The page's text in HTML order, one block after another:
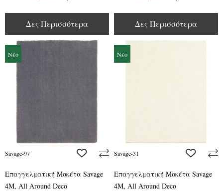
Δες Περισσότερα Δες Περισσότερα
Νέο
Savage-97 add to wishlist
Επαγγελματική Μοκέτα Savage
4M, All Around Deco
Νέο
Savage-31 add to
Επαγγελματική Μοκέτα Savage
4M, All Around Deco